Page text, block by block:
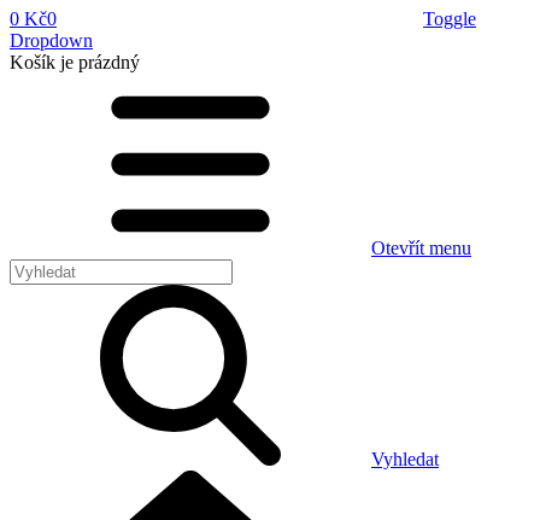
0 Kč0
Toggle
Dropdown
Košík je prázdný
Otevřít menu
Vyhledat